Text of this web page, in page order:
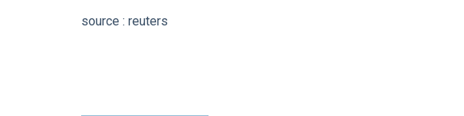
source : reuters